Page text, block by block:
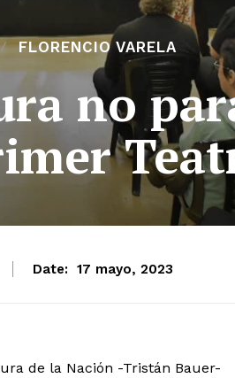
FLORENCIO VARELA
no
Date: 17 mayo, 2023
de la Nación -Tristán Bauer-